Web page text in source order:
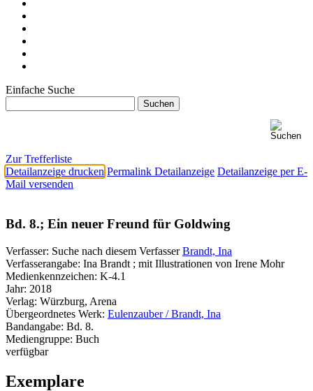
Einfache Suche
Zur Trefferliste
Detailanzeige drucken Permalink Detailanzeige Detailanzeige per E-
Mail versenden
Bd. 8.; Ein neuer Freund für Goldwing
Verfasser: Suche nach diesem Verfasser Brandt, Ina
Verfasserangabe: Ina Brandt ; mit Illustrationen von Irene Mohr
Medienkennzeichen: K-4.1
Jahr: 2018
Verlag: Würzburg, Arena
Übergeordnetes Werk: Eulenzauber / Brandt, Ina
Bandangabe: Bd. 8.
Mediengruppe: Buch
verfügbar
Exemplare